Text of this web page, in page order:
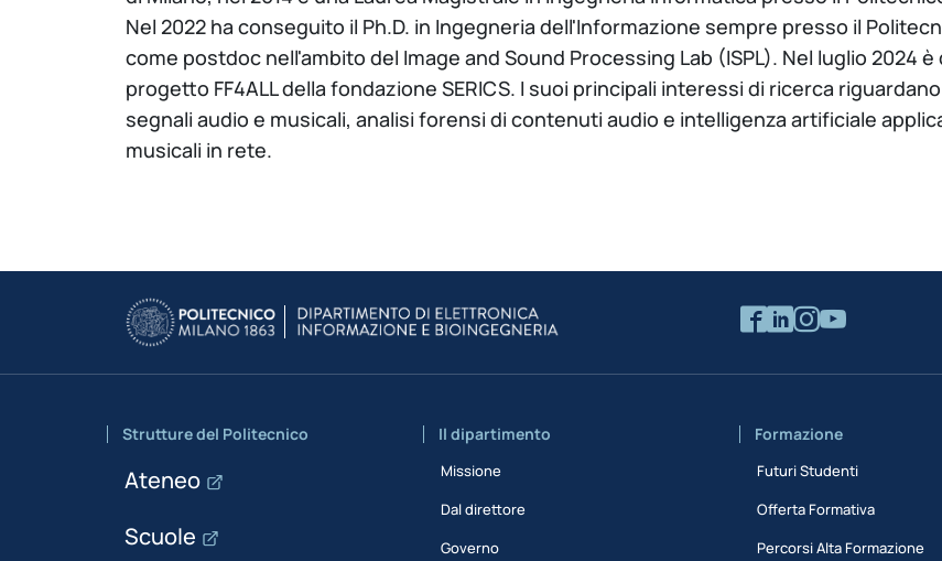
Nel 2022 ha conseguito il Ph.D. in Ingegneria dell'Informazione sempre presso il
come postdoc nell'ambito del Image and Sound Processing Lab (ISPL). Nel luglio 2024
progetto FF4ALL della fondazione SERICS. I suoi principali interessi di ricerca
segnali audio e musicali, analisi forensi di contenuti audio e intelligenza artificiale
musicali in rete.
Strutture del Politecnico
Ateneo
Scuole
Il dipartimento
Missione
Dal direttore
Governo
Formazione
Futuri Studenti
Offerta Formativa
Percorsi Alta Formazione